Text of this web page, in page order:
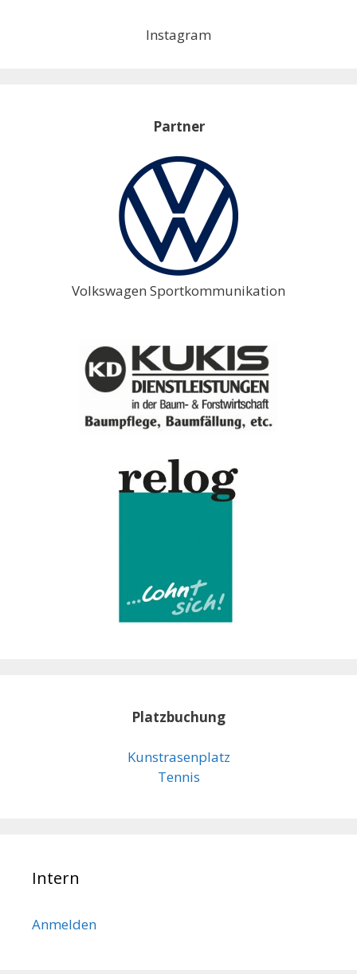
Instagram
Partner
Volkswagen Sportkommunikation
Platzbuchung
Kunstrasenplatz
Tennis
Intern
Anmelden